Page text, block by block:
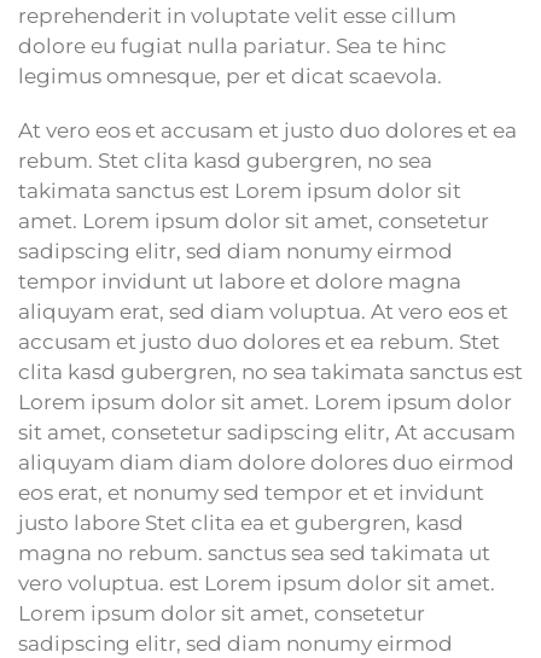
reprehenderit in voluptate velit esse cillum
dolore eu fugiat nulla pariatur. Sea te hinc
legimus omnesque, per et dicat scaevola.
At vero eos et accusam et justo duo dolores et ea
rebum. Stet clita kasd gubergren, no sea
takimata sanctus est Lorem ipsum dolor sit
amet. Lorem ipsum dolor sit amet, consetetur
sadipscing elitr, sed diam nonumy eirmod
tempor invidunt ut labore et dolore magna
aliquyam erat, sed diam voluptua. At vero eos et
accusam et justo duo dolores et ea rebum. Stet
clita kasd gubergren, no sea takimata sanctus est
Lorem ipsum dolor sit amet. Lorem ipsum dolor
sit amet, consetetur sadipscing elitr, At accusam
aliquyam diam diam dolore dolores duo eirmod
eos erat, et nonumy sed tempor et et invidunt
justo labore Stet clita ea et gubergren, kasd
magna no rebum. sanctus sea sed takimata ut
vero voluptua. est Lorem ipsum dolor sit amet.
Lorem ipsum dolor sit amet, consetetur
sadipscing elitr, sed diam nonumy eirmod